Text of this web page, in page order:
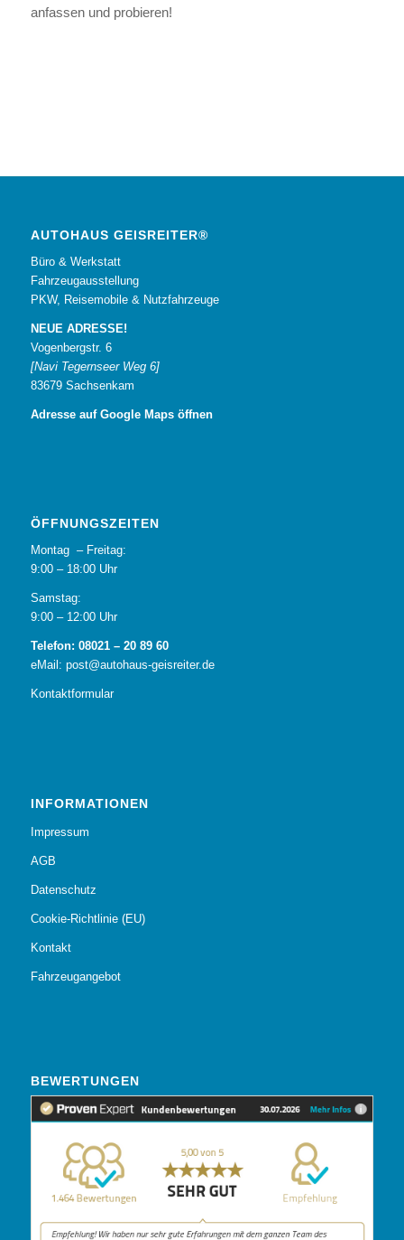
anfassen und probieren!
AUTOHAUS GEISREITER®
Büro & Werkstatt
Fahrzeugausstellung
PKW, Reisemobile & Nutzfahrzeuge
NEUE ADRESSE!
Vogenbergstr. 6
[Navi Tegernseer Weg 6]
83679 Sachsenkam
Adresse auf Google Maps öffnen
ÖFFNUNGSZEITEN
Montag – Freitag:
9:00 – 18:00 Uhr
Samstag:
9:00 – 12:00 Uhr
Telefon: 08021 – 20 89 60
eMail: post@autohaus-geisreiter.de
Kontaktformular
INFORMATIONEN
Impressum
AGB
Datenschutz
Cookie-Richtlinie (EU)
Kontakt
Fahrzeugangebot
BEWERTUNGEN